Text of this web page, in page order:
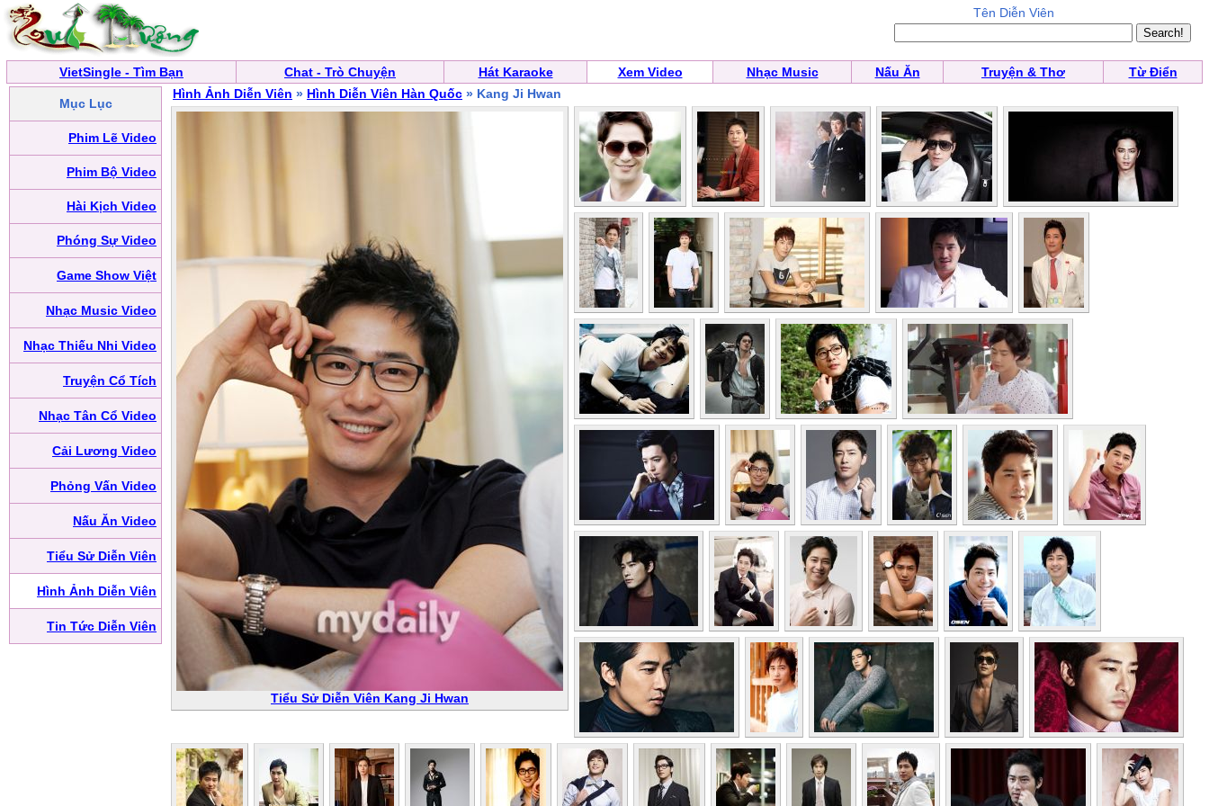
Tên Diễn Viên
VietSingle - Tìm Bạn Chat - Trò Chuyện Hát Karaoke Xem Video Nhạc Music Nấu Ăn Truyện & Thơ Từ Điển
Mục Lục
Phim Lẽ Video
Phim Bộ Video
Hài Kịch Video
Phóng Sự Video
Game Show Việt
Nhạc Music Video
Nhạc Thiếu Nhi Video
Truyện Cổ Tích
Nhạc Tân Cổ Video
Cải Lương Video
Phỏng Vấn Video
Nấu Ăn Video
Tiểu Sử Diễn Viên
Hình Ảnh Diễn Viên
Tin Tức Diễn Viên
Hình Ảnh Diễn Viên » Hình Diễn Viên Hàn Quốc » Kang Ji Hwan
Tiểu Sử Diễn Viên Kang Ji Hwan